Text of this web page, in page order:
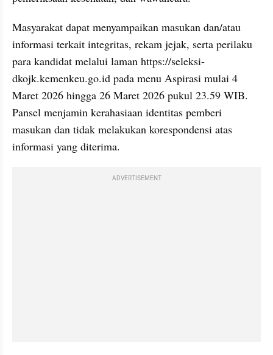
Masyarakat dapat menyampaikan masukan dan/atau
informasi terkait integritas, rekam jejak, serta perilaku
para kandidat melalui laman https://seleksi-
dkojk.kemenkeu.go.id pada menu Aspirasi mulai 4
Maret 2026 hingga 26 Maret 2026 pukul 23.59 WIB.
Pansel menjamin kerahasiaan identitas pemberi
masukan dan tidak melakukan korespondensi atas
informasi yang diterima.
ADVERTISEMENT